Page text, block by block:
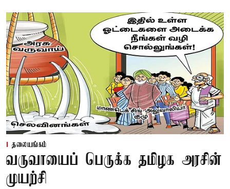
தலையங்கம்
வருவாயைப் பெருக்க தமிழக அரசின்
முயற்சி